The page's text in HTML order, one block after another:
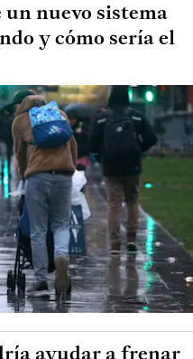
nuevo sistema
y cómo sería el